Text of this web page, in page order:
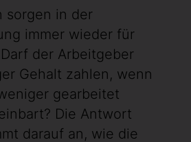
sorgen in der
immer wieder für
der Arbeitgeber
Gehalt zahlen, wenn
gearbeitet
Die Antwort
darauf an, wie die